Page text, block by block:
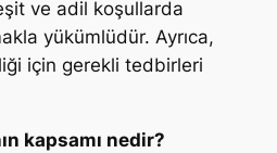
ve adil koşullarda
yükümlüdür. Ayrıca,
için gerekli tedbirleri
kapsamı nedir?